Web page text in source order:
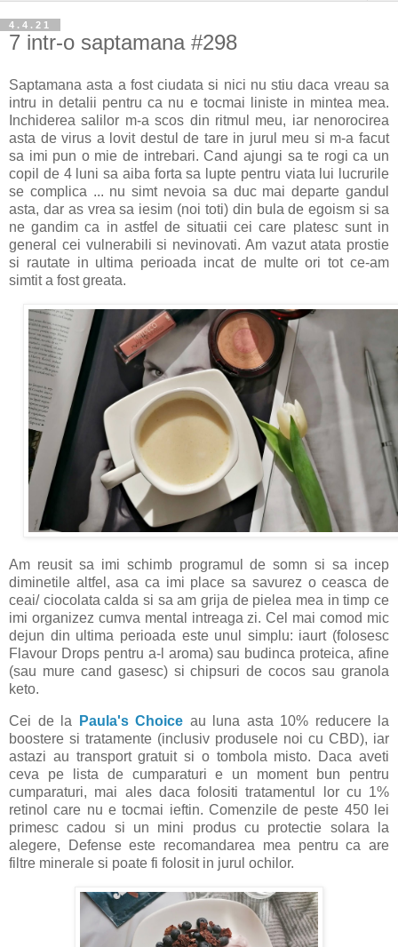
4.4.21
7 intr-o saptamana #298
Saptamana asta a fost ciudata si nici nu stiu daca vreau sa
intru in detalii pentru ca nu e tocmai liniste in mintea mea.
Inchiderea salilor m-a scos din ritmul meu, iar nenorocirea
asta de virus a lovit destul de tare in jurul meu si m-a facut
sa imi pun o mie de intrebari. Cand ajungi sa te rogi ca un
copil de 4 luni sa aiba forta sa lupte pentru viata lui lucrurile
se complica ... nu simt nevoia sa duc mai departe gandul
asta, dar as vrea sa iesim (noi toti) din bula de egoism si sa
ne gandim ca in astfel de situatii cei care platesc sunt in
general cei vulnerabili si nevinovati. Am vazut atata prostie
si rautate in ultima perioada incat de multe ori tot ce-am
simtit a fost greata.
Am reusit sa imi schimb programul de somn si sa incep
diminetile altfel, asa ca imi place sa savurez o ceasca de
ceai/ ciocolata calda si sa am grija de pielea mea in timp ce
imi organizez cumva mental intreaga zi. Cel mai comod mic
dejun din ultima perioada este unul simplu: iaurt (folosesc
Flavour Drops pentru a-l aroma) sau budinca proteica, afine
(sau mure cand gasesc) si chipsuri de cocos sau granola
keto.
Cei de la Paula's Choice au luna asta 10% reducere la
boostere si tratamente (inclusiv produsele noi cu CBD), iar
astazi au transport gratuit si o tombola misto. Daca aveti
ceva pe lista de cumparaturi e un moment bun pentru
cumparaturi, mai ales daca folositi tratamentul lor cu 1%
retinol care nu e tocmai ieftin. Comenzile de peste 450 lei
primesc cadou si un mini produs cu protectie solara la
alegere, Defense este recomandarea mea pentru ca are
filtre minerale si poate fi folosit in jurul ochilor.